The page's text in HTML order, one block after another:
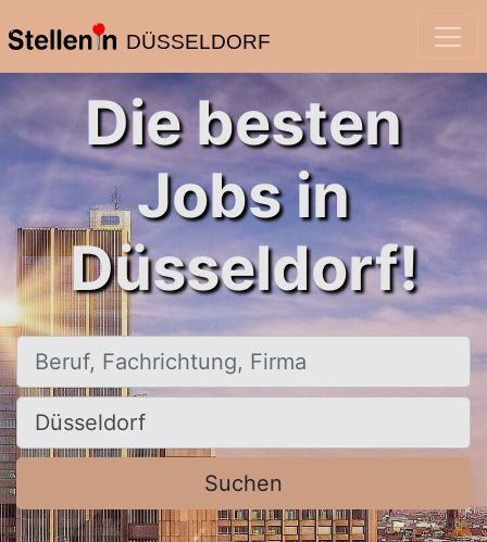
DÜSSELDORF
Die besten
Jobs in
Düsseldorf!
Beruf, Fachrichtung, Firma
Ort, Stadt
Suchen